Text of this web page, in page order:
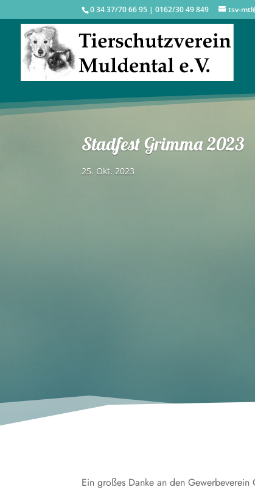
0 34 37/70 66 95 | 0162/30 49 849 tsv-
Stadfest Grimma 2023
25. Okt. 2023
Ein großes Danke an den